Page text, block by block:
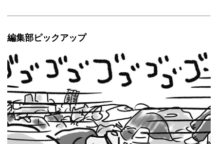
編集部ピックアップ